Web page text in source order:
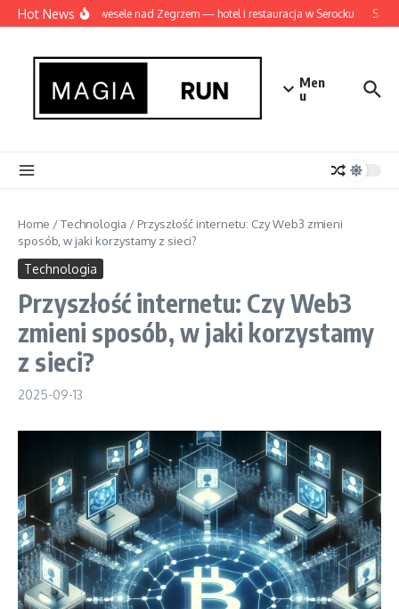
Przejdź do treści
Hot NewsIdealne wesele nad Zegrzem — hotel i restauracja w Serocku
Men
u
Home /Technologia / Przyszłość internetu: Czy Web3 zmieni
sposób, w jaki korzystamy z sieci?
Technologia
Przyszłość internetu: Czy Web3
zmieni sposób, w jaki korzystamy
z sieci?
2025-09-13